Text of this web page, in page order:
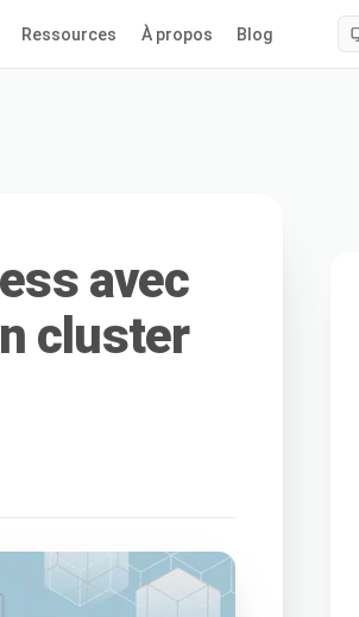
Ressources À propos Blog
avec
cluster